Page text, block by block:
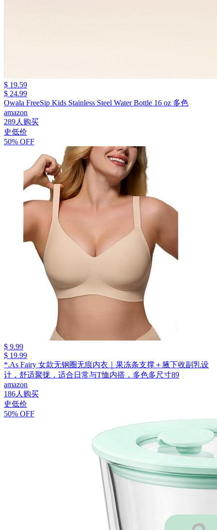
$ 19.59
$ 24.99
Owala FreeSip Kids Stainless Steel Water Bottle 16 oz 多色
amazon
289人购买
史低价
50% OFF
$ 9.99
$ 19.99
*.As Fairy 女款无钢圈无痕内衣｜果冻条支撑＋腋下收副乳设
计，舒适聚拢，适合日常与T恤内搭，多色多尺寸89
amazon
186人购买
史低价
50% OFF